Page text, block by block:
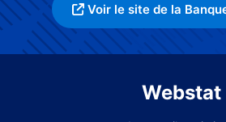
Voir le site de la
Webstat